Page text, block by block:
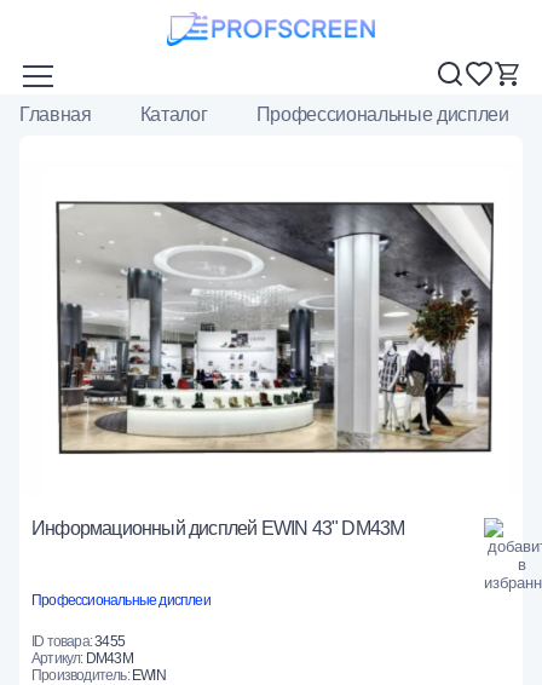
Главная Каталог Профессиональные дисплеи
Информационный дисплей EWIN 43" DM43M
Профессиональные дисплеи
ID товара:3455
Артикул: DM43M
Производитель:EWIN